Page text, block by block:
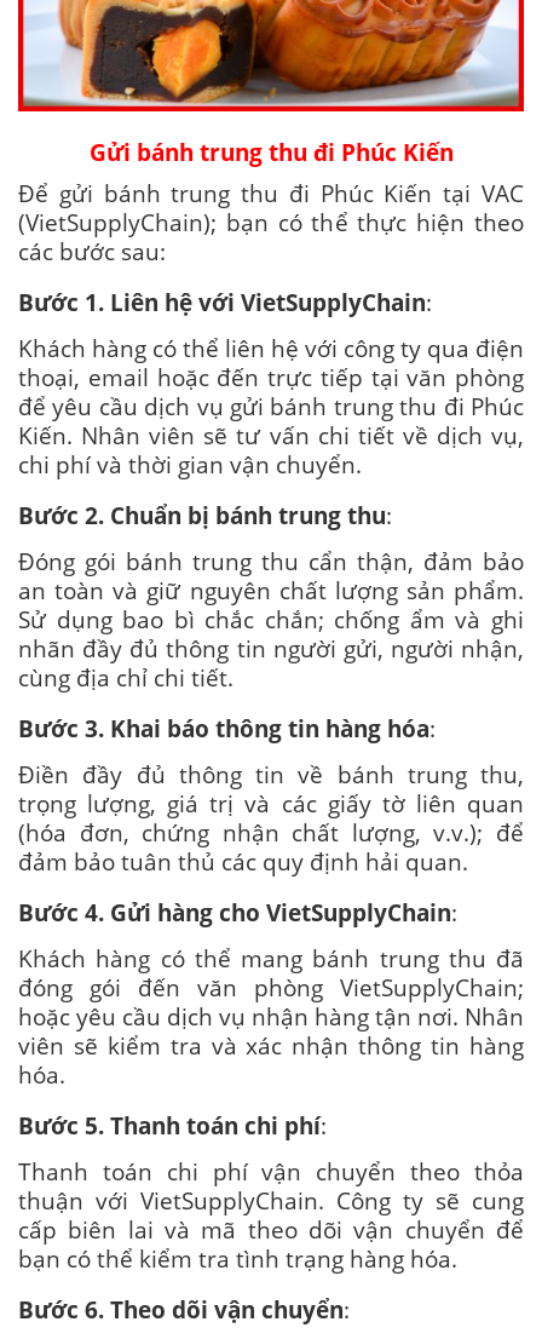
Gửi bánh trung thu đi Phúc Kiến
Để gửi bánh trung thu đi Phúc Kiến tại VAC
(VietSupplyChain); bạn có thể thực hiện theo
các bước sau:
Bước 1. Liên hệ với VietSupplyChain:
Khách hàng có thể liên hệ với công ty qua điện
thoại, email hoặc đến trực tiếp tại văn phòng
để yêu cầu dịch vụ gửi bánh trung thu đi Phúc
Kiến. Nhân viên sẽ tư vấn chi tiết về dịch vụ,
chi phí và thời gian vận chuyển.
Bước 2. Chuẩn bị bánh trung thu:
Đóng gói bánh trung thu cẩn thận, đảm bảo
an toàn và giữ nguyên chất lượng sản phẩm.
Sử dụng bao bì chắc chắn; chống ẩm và ghi
nhãn đầy đủ thông tin người gửi, người nhận,
cùng địa chỉ chi tiết.
Bước 3. Khai báo thông tin hàng hóa:
Điền đầy đủ thông tin về bánh trung thu,
trọng lượng, giá trị và các giấy tờ liên quan
(hóa đơn, chứng nhận chất lượng, v.v.); để
đảm bảo tuân thủ các quy định hải quan.
Bước 4. Gửi hàng cho VietSupplyChain:
Khách hàng có thể mang bánh trung thu đã
đóng gói đến văn phòng VietSupplyChain;
hoặc yêu cầu dịch vụ nhận hàng tận nơi. Nhân
viên sẽ kiểm tra và xác nhận thông tin hàng
hóa.
Bước 5. Thanh toán chi phí:
Thanh toán chi phí vận chuyển theo thỏa
thuận với VietSupplyChain. Công ty sẽ cung
cấp biên lai và mã theo dõi vận chuyển để
bạn có thể kiểm tra tình trạng hàng hóa.
Bước 6. Theo dõi vận chuyển: